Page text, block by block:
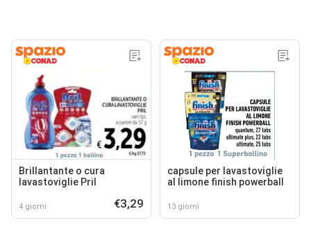
Brillantante o cura
lavastoviglie Pril
4 giorni €3,29
capsule per lavastoviglie
al limone finish powerball
13 giorni